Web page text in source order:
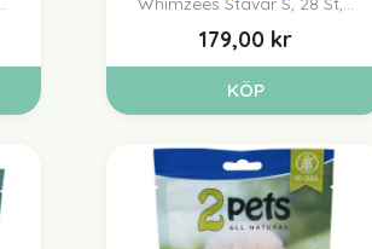
Snabbvy
179,00 kr
KÖP